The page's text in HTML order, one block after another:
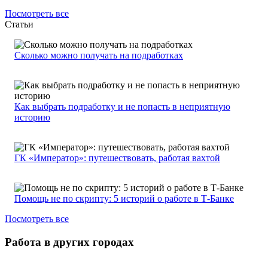
Посмотреть все
Статьи
Сколько можно получать на подработках
Как выбрать подработку и не попасть в неприятную
историю
ГК «Император»: путешествовать, работая вахтой
Помощь не по скрипту: 5 историй о работе в Т-Банке
Посмотреть все
Работа в других городах